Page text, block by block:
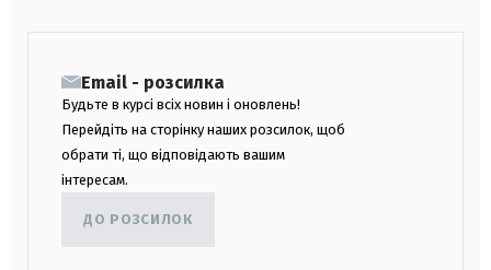
Email - розсилка
Будьте в курсі всіх новин і оновлень!
Перейдіть на сторінку наших розсилок, щоб
обрати ті, що відповідають вашим
інтересам.
ДО РОЗСИЛОК